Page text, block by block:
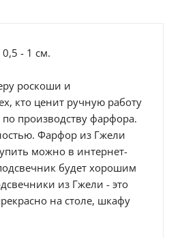
- 1 см.
роскоши и
кто ценит ручную работу
производству фарфора.
Фарфор из Гжели
можно в интернет-
будет хорошим
из Гжели - это
на столе, шкафу